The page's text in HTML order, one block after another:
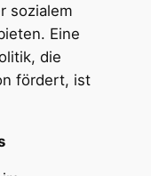
sozialem
Eine
die
fördert, ist